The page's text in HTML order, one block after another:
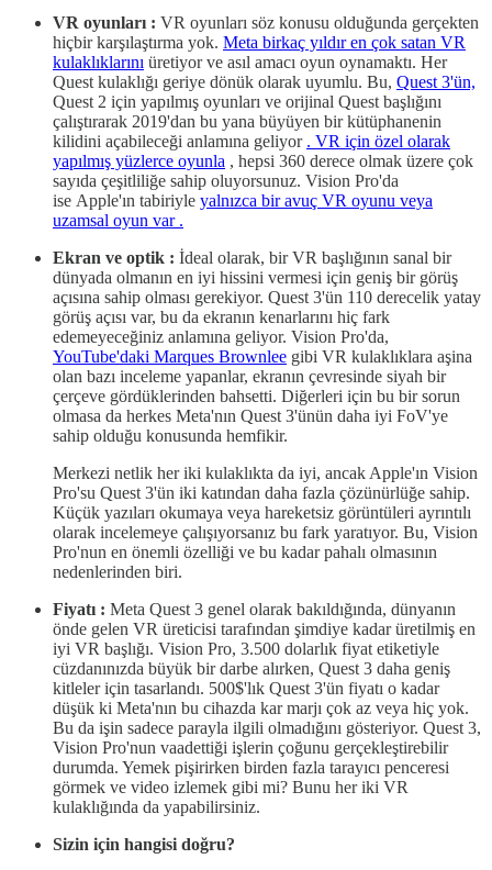
VR oyunları : VR oyunları söz konusu olduğunda gerçekten
hiçbir karşılaştırma yok. Meta birkaç yıldır en çok satan VR
kulaklıklarını üretiyor ve asıl amacı oyun oynamaktı. Her
Quest kulaklığı geriye dönük olarak uyumlu. Bu, Quest 3'ün,
Quest 2 için yapılmış oyunları ve orijinal Quest başlığını
çalıştırarak 2019'dan bu yana büyüyen bir kütüphanenin
kilidini açabileceği anlamına geliyor . VR için özel olarak
yapılmış yüzlerce oyunla , hepsi 360 derece olmak üzere çok
sayıda çeşitliliğe sahip oluyorsunuz. Vision Pro'da
ise Apple'ın tabiriyle yalnızca bir avuç VR oyunu veya
uzamsal oyun var .
Ekran ve optik : İdeal olarak, bir VR başlığının sanal bir
dünyada olmanın en iyi hissini vermesi için geniş bir görüş
açısına sahip olması gerekiyor. Quest 3'ün 110 derecelik yatay
görüş açısı var, bu da ekranın kenarlarını hiç fark
edemeyeceğiniz anlamına geliyor. Vision Pro'da,
YouTube'daki Marques Brownlee gibi VR kulaklıklara aşina
olan bazı inceleme yapanlar, ekranın çevresinde siyah bir
çerçeve gördüklerinden bahsetti. Diğerleri için bu bir sorun
olmasa da herkes Meta'nın Quest 3'ünün daha iyi FoV'ye
sahip olduğu konusunda hemfikir.
Merkezi netlik her iki kulaklıkta da iyi, ancak Apple'ın Vision
Pro'su Quest 3'ün iki katından daha fazla çözünürlüğe sahip.
Küçük yazıları okumaya veya hareketsiz görüntüleri ayrıntılı
olarak incelemeye çalışıyorsanız bu fark yaratıyor. Bu, Vision
Pro'nun en önemli özelliği ve bu kadar pahalı olmasının
nedenlerinden biri.
Fiyatı : Meta Quest 3 genel olarak bakıldığında, dünyanın
önde gelen VR üreticisi tarafından şimdiye kadar üretilmiş en
iyi VR başlığı. Vision Pro, 3.500 dolarlık fiyat etiketiyle
cüzdanınızda büyük bir darbe alırken, Quest 3 daha geniş
kitleler için tasarlandı. 500$'lık Quest 3'ün fiyatı o kadar
düşük ki Meta'nın bu cihazda kar marjı çok az veya hiç yok.
Bu da işin sadece parayla ilgili olmadığını gösteriyor. Quest 3,
Vision Pro'nun vaadettiği işlerin çoğunu gerçekleştirebilir
durumda. Yemek pişirirken birden fazla tarayıcı penceresi
görmek ve video izlemek gibi mi? Bunu her iki VR
kulaklığında da yapabilirsiniz.
Sizin için hangisi doğru?